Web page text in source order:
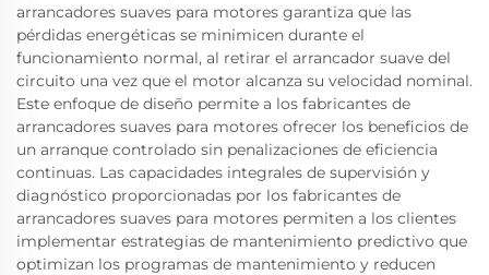
arrancadores suaves para motores garantiza que las
pérdidas energéticas se minimicen durante el
funcionamiento normal, al retirar el arrancador suave del
circuito una vez que el motor alcanza su velocidad nominal.
Este enfoque de diseño permite a los fabricantes de
arrancadores suaves para motores ofrecer los beneficios de
un arranque controlado sin penalizaciones de eficiencia
continuas. Las capacidades integrales de supervisión y
diagnóstico proporcionadas por los fabricantes de
arrancadores suaves para motores permiten a los clientes
implementar estrategias de mantenimiento predictivo que
optimizan los programas de mantenimiento y reducen